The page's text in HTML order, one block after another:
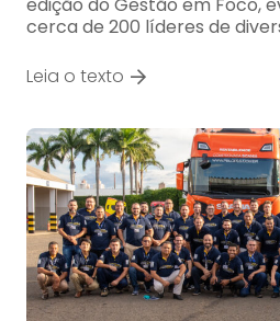
cerca de 200 líderes de
Leia o texto